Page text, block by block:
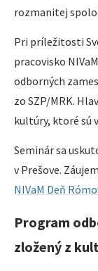
rozmanitej
Pri príležitosti
pracovisko
odborných
zo SZP/MRK.
kultúry, ktoré sú
Seminár sa
v Prešove.
NIVaM Deň
Program
zložený z